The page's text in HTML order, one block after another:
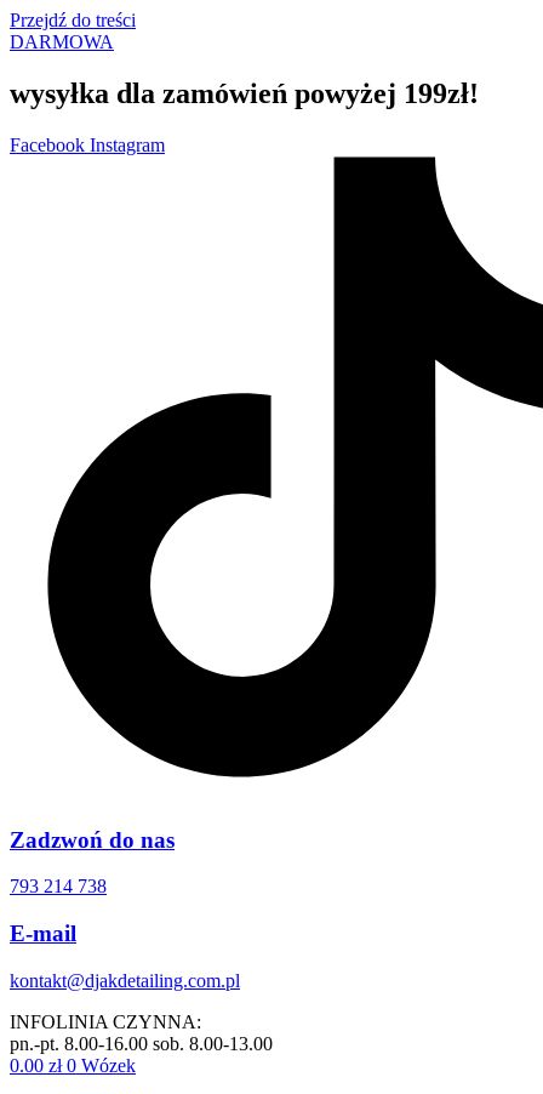
Przejdź do treści
DARMOWA
wysyłka dla zamówień powyżej 199zł!
Facebook Instagram
Zadzwoń do nas
793 214 738
E-mail
kontakt@djakdetailing.com.pl
INFOLINIA CZYNNA:
pn.-pt. 8.00-16.00 sob. 8.00-13.00
0.00 zł 0 Wózek